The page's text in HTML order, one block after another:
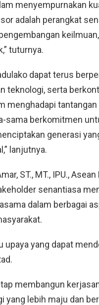
menyempurnakan
adalah perangkat
tuturnya.
dapat terus
teknologi, serta
menghadapi tantangan
sama berkomitmen
generasi
lanjutnya.
ST., MT., IPU.,
senantiasa
dalam berbagai
upaya yang dapat
membangun
lebih maju dan